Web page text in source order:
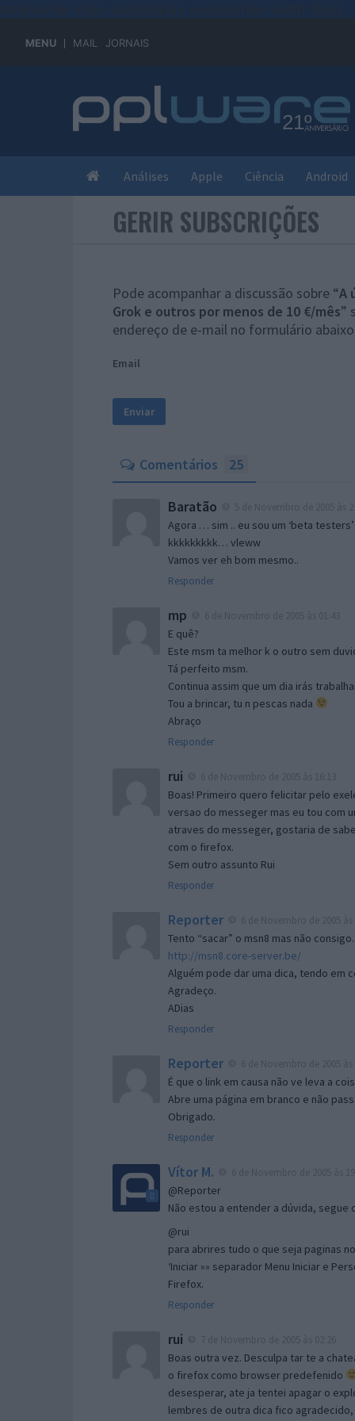
MENU MAIL JORNAIS
Análises Apple Ciência Android
GERIR SUBSCRIÇÕES
Pode acompanhar a discussão sobre “A
Grok e outros por menos de 10 €/mês”
endereço de e-mail no formulário abaixo.
Email
Comentários 25
Baratão
Agora … sim .. eu sou um ‘beta testers’
kkkkkkkkk… vleww
Vamos ver eh bom mesmo..
Responder
mp
E quê?
Este msm ta melhor k o outro sem
Tá perfeito msm.
Continua assim que um dia irás
Tou a brincar, tu n pescas nada
Abraço
Responder
rui
Boas! Primeiro quero felicitar pelo
versao do messeger mas eu tou com
atraves do messeger, gostaria de
com o firefox.
Sem outro assunto Rui
Responder
Reporter
Tento “sacar” o msn8 mas não
http://msn8.core-server.be/
Alguém pode dar uma dica, tendo em
Agradeço.
ADias
Responder
Reporter
É que o link em causa não ve leva a
Abre uma página em branco e não
Obrigado.
Responder
Vítor M.
@Reporter
Não estou a entender a dúvida,
@rui
para abrires tudo o que seja paginas
‘Iniciar »» separador Menu Iniciar e
Firefox.
Responder
rui
Boas outra vez. Desculpa tar te a
o firefox como browser predefenido
desesperar, ate ja tentei apagar o
lembres de outra dica fico